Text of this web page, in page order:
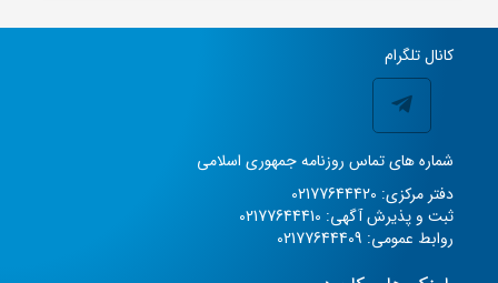
کانال تلگرام
شماره های تماس روزنامه جمهوری اسلامی
دفتر مرکزی: 02177644420
ثبت و پذیرش آگهی: 02177644410
روابط عمومی: 02177644409